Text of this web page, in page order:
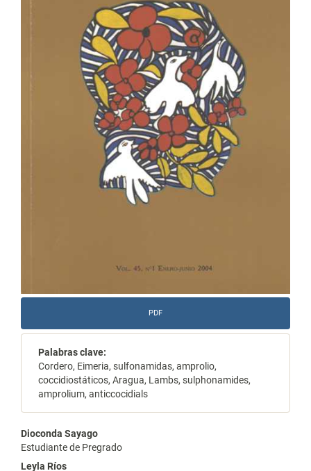
PDF
Palabras clave:
Cordero, Eimeria, sulfonamidas, amprolio,
coccidiostáticos, Aragua, Lambs, sulphonamides,
amprolium, anticcocidials
Contenido
principal
Dioconda Sayago
Estudiante de Pregrado
Leyla Ríos